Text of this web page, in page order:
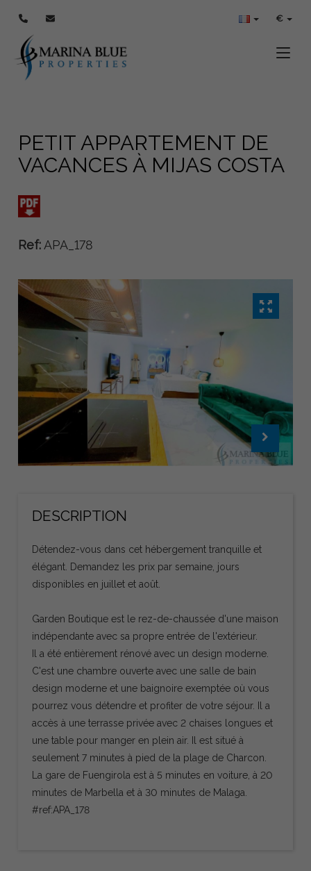
€
PETIT APPARTEMENT DE
VACANCES À MIJAS COSTA
Ref: APA_178
DESCRIPTION
Détendez-vous dans cet hébergement tranquille et
élégant. Demandez les prix par semaine, jours
disponibles en juillet et août.
Garden Boutique est le rez-de-chaussée d'une maison
indépendante avec sa propre entrée de l'extérieur.
Il a été entièrement rénové avec un design moderne.
C'est une chambre ouverte avec une salle de bain
design moderne et une baignoire exemptée où vous
pourrez vous détendre et profiter de votre séjour. Il a
accès à une terrasse privée avec 2 chaises longues et
une table pour manger en plein air. Il est situé à
seulement 7 minutes à pied de la plage de Charcon.
La gare de Fuengirola est à 5 minutes en voiture, à 20
minutes de Marbella et à 30 minutes de Malaga.
#ref:APA_178